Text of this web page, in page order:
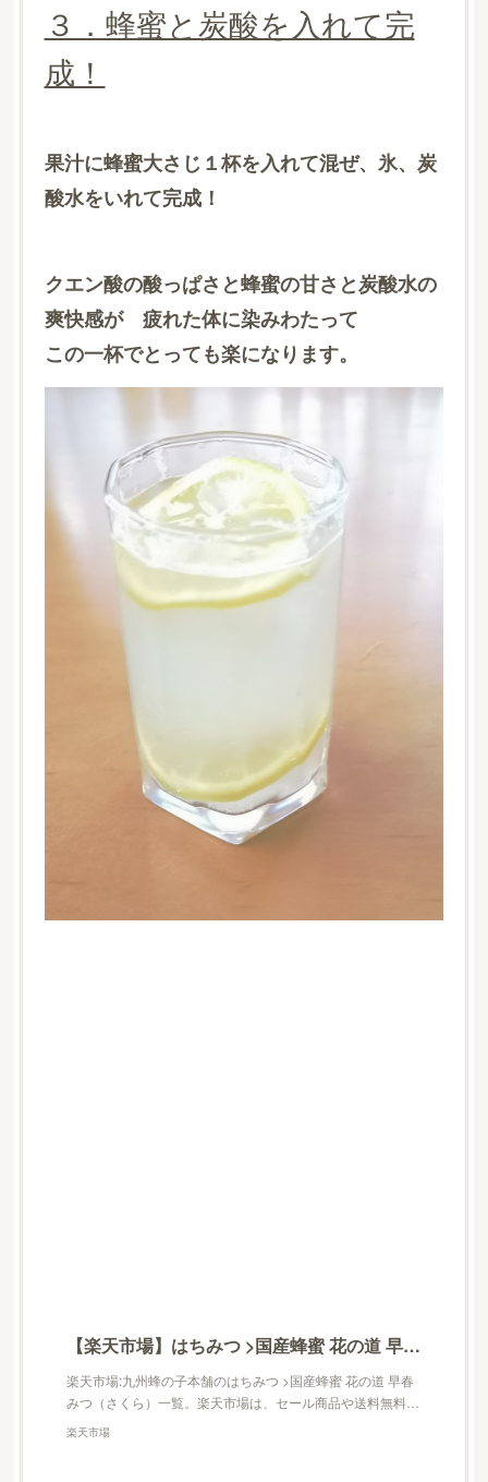
３．蜂蜜と炭酸を入れて完
成！
果汁に蜂蜜大さじ１杯を入れて混ぜ、氷、炭
酸水をいれて完成！
クエン酸の酸っぱさと蜂蜜の甘さと炭酸水の
爽快感が 疲れた体に染みわたって
この一杯でとっても楽になります。
【楽天市場】はちみつ >国産蜂蜜 花の道 早春みつ（さくら）：九州蜂の子本舗
楽天市場:九州蜂の子本舗のはちみつ >国産蜂蜜 花の道 早春
みつ（さくら）一覧。楽天市場は、セール商品や送料無料…
楽天市場